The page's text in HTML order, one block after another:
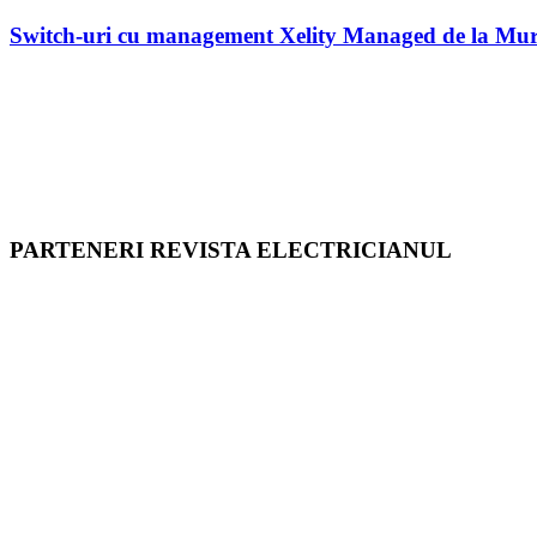
Switch-uri cu management Xelity Managed de la
PARTENERI REVISTA ELECTRICIANUL